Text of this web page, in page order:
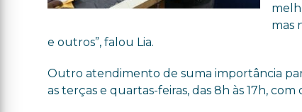
mas
e outros”, falou Lia.
Outro atendimento de suma importância
as terças e quartas-feiras, das 8h às 17h,